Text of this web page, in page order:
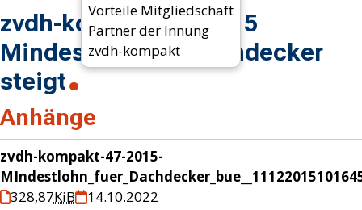
Vorteile Mitgliedschaft
Partner der Innung
zvdh-kompakt
zvdh-kompakt 47/2015
Mindestlohn für Dachdecker
steigt
Anhänge
zvdh-kompakt-47-2015-
328,87KiB 14.10.2022